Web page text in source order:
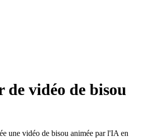
de vidéo de bisou
une vidéo de bisou animée par l'IA en